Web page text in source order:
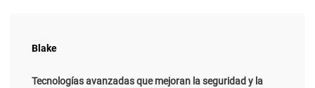
Blake
Tecnologías avanzadas que mejoran la seguridad y la